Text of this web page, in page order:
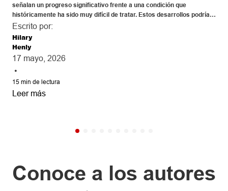
señalan un progreso significativo frente a una condición que
históricamente ha sido muy difícil de tratar. Estos desarrollos podrían
transformar las tendencias futuras de mortalidad y morbilidad, y tener
implicaciones importantes para la suscripción, el diseño de productos
y la experiencia de siniestros a largo plazo, a medida que el
diagnóstico se realice cada vez más temprano y se fortalezcan las
estrategias de prevención.
Agradecemos especialmente a Umair Ali por sus contribuciones a
Escrito por:
Hilary
Henly
17 mayo, 2026
•
15 min de lectura
Leer más
Conoce a los autores